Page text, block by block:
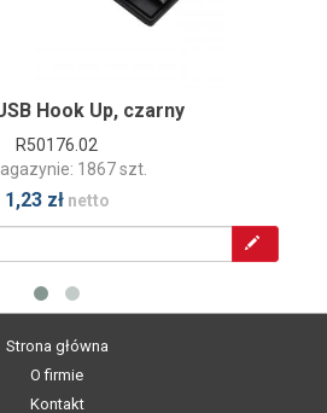
Hook Up, czarny
R50176.02
1867 szt.
1,23 złnetto
Strona główna
O firmie
Kontakt